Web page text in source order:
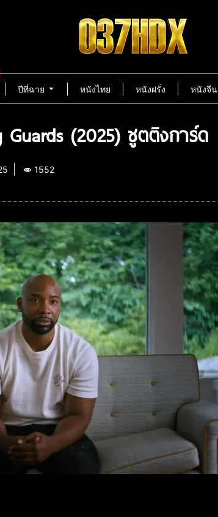
ปีที่ฉาย หนังไทย หนังฝรั่ง หนังจีน
(2025) ชูตติงการ์ด
1552